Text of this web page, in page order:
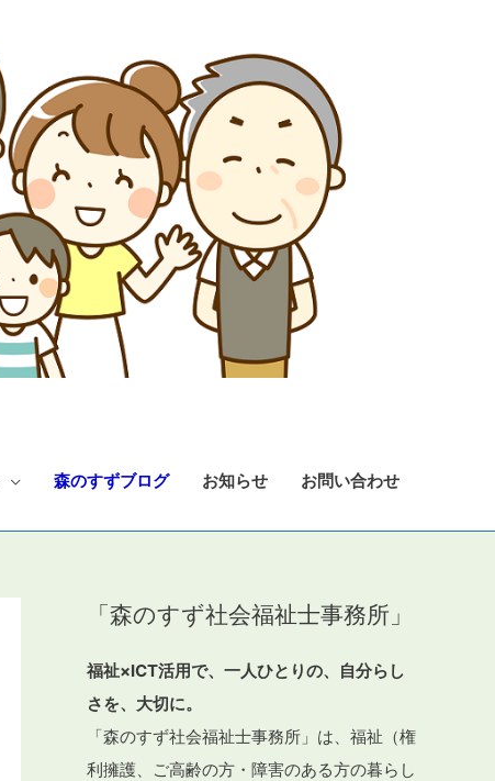
森のすずブログ お知らせ お問い合わせ
「森のすず社会福祉士事務所」
福祉×ICT活用で、一人ひとりの、自分らし
さを、大切に。
「森のすず社会福祉士事務所」は、福祉（権
利擁護、ご高齢の方・障害のある方の暮らし